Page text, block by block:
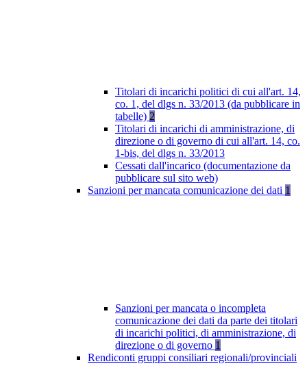
Titolari di incarichi politici di cui all'art. 14,
co. 1, del dlgs n. 33/2013 (da pubblicare in
tabelle) 2
Titolari di incarichi di amministrazione, di
direzione o di governo di cui all'art. 14, co.
1-bis, del dlgs n. 33/2013
Cessati dall'incarico (documentazione da
pubblicare sul sito web)
Sanzioni per mancata comunicazione dei dati 1
Sanzioni per mancata o incompleta
comunicazione dei dati da parte dei titolari
di incarichi politici, di amministrazione, di
direzione o di governo 1
Rendiconti gruppi consiliari regionali/provinciali